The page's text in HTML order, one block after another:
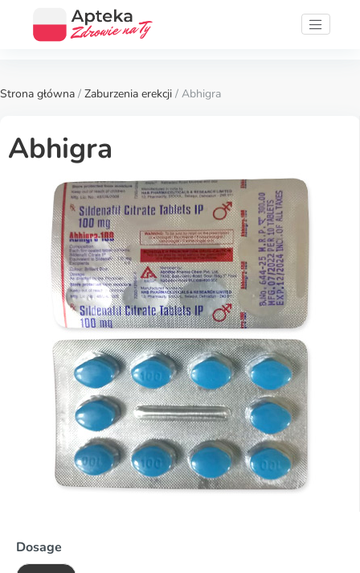
Strona główna / Zaburzenia erekcji / Abhigra
Abhigra
Dosage